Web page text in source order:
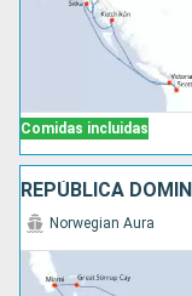
Comidas incluidas
Norwegian Aura